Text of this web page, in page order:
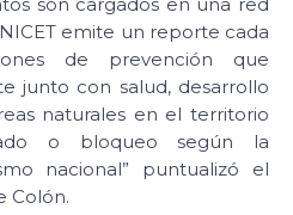
emite un reporte cada
de prevención que
junto con salud, desarrollo
naturales en el territorio
o bloqueo según la
nacional” puntualizó el
Colón.